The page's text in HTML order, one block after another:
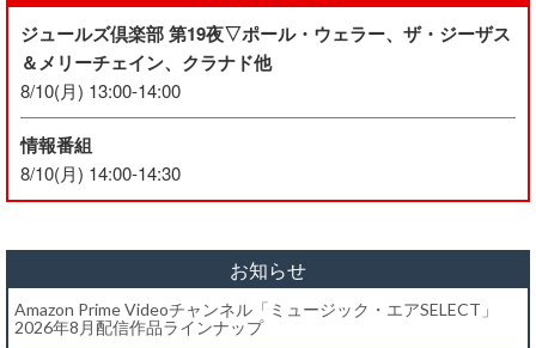
ジュールズ倶楽部 第19夜▽ポール・ウェラー、ザ・ジーザス
＆メリーチェイン、クラナド他
8/10(月) 13:00-14:00
情報番組
8/10(月) 14:00-14:30
お知らせ
Amazon Prime Videoチャンネル「ミュージック・エアSELECT」
2026年8月配信作品ラインナップ